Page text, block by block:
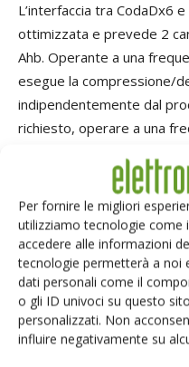
Per fornire le migliori
utilizziamo tecnologie come
accedere alle informazioni
tecnologie permetterà a noi
dati personali come il
o gli ID univoci su questo
personalizzati. Non
influire negativamente su
L’interfaccia tra CodaDx6
ottimizzata e prevede 2
Ahb. Operante a una
esegue la compressione/
indipendentemente dal
richiesto, operare a una
rispetto a quello di
richiede una frequenza
processore host, fatto
svolgimento di altri compiti
tale realizzazione sfrutta i
CAP9H, che consente di
simultanei a estesa
le prestazioni del